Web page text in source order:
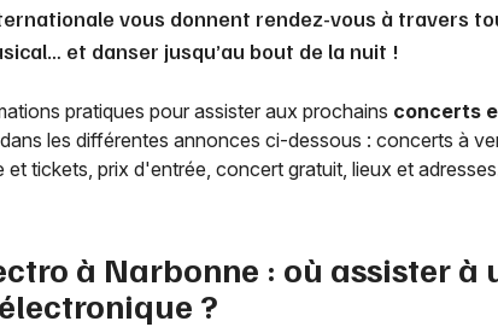
vous donnent rendez-vous à travers
et danser jusqu’au bout de la nuit !
pratiques pour assister aux prochains concerts
les différentes annonces ci-dessous : concerts à
et tickets, prix d'entrée, concert gratuit, lieux et
à Narbonne : où assister à
?